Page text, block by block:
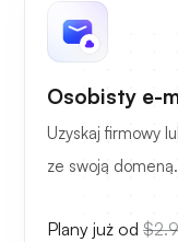
Osobisty e-
Uzyskaj firmowy
ze swoją domeną.
Plany już od